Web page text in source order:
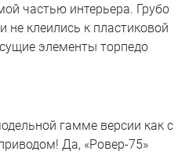
частью интерьера. Грубо
не клеились к пластиковой
элементы торпедо
гамме версии как с
Да, «Ровер-75»